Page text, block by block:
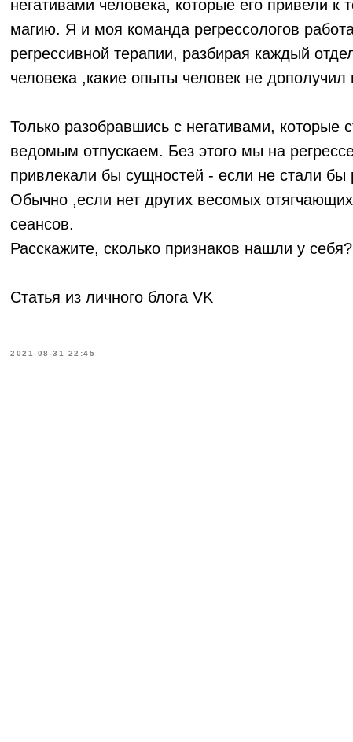
негативами человека, которые его привели к
магию. Я и моя команда регрессологов
регрессивной терапии, разбирая каждый
человека ,какие опыты человек не дополучил
Только разобравшись с негативами,
ведомым отпускаем. Без этого мы на
привлекали бы сущностей - если не стали бы
Обычно ,если нет других весомых
сеансов.
Расскажите, сколько признаков нашли у себя?
Статья из личного блога VK
2021-08-31 22:45